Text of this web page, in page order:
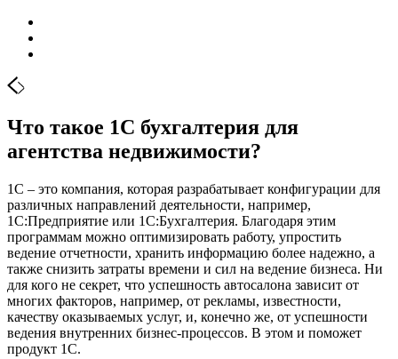
Что такое 1С бухгалтерия для
агентства недвижимости?
1С – это компания, которая разрабатывает конфигурации для
различных направлений деятельности, например,
1С:Предприятие или 1С:Бухгалтерия. Благодаря этим
программам можно оптимизировать работу, упростить
ведение отчетности, хранить информацию более надежно, а
также снизить затраты времени и сил на ведение бизнеса. Ни
для кого не секрет, что успешность автосалона зависит от
многих факторов, например, от рекламы, известности,
качеству оказываемых услуг, и, конечно же, от успешности
ведения внутренних бизнес-процессов. В этом и поможет
продукт 1С.